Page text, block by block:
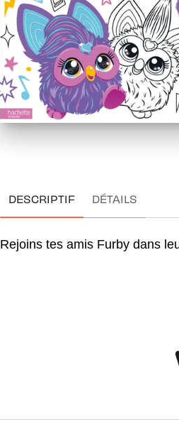
DESCRIPTIF DÉTAILS
Rejoins tes amis Furby dans